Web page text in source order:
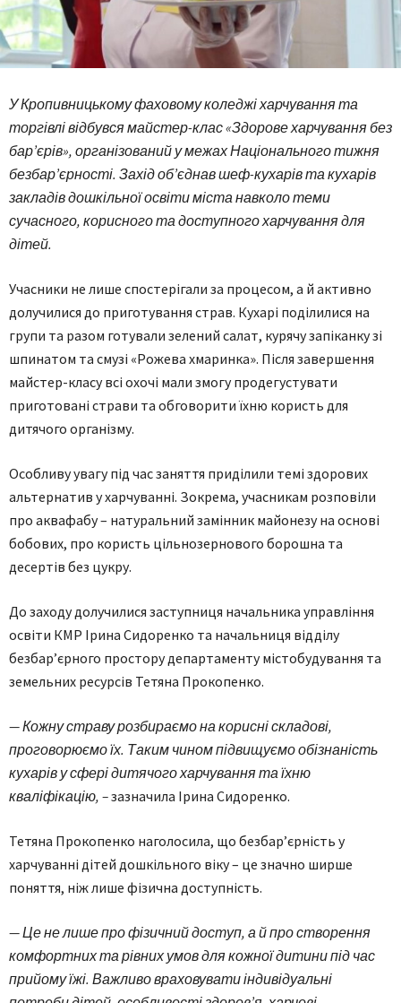
У Кропивницькому фаховому коледжі харчування та
торгівлі відбувся майстер-клас «Здорове харчування без
бар’єрів», організований у межах Національного тижня
безбар’єрності. Захід об’єднав шеф-кухарів та кухарів
закладів дошкільної освіти міста навколо теми
сучасного, корисного та доступного харчування для
дітей.
Учасники не лише спостерігали за процесом, а й активно
долучилися до приготування страв. Кухарі поділилися на
групи та разом готували зелений салат, курячу запіканку зі
шпинатом та смузі «Рожева хмаринка». Після завершення
майстер-класу всі охочі мали змогу продегустувати
приготовані страви та обговорити їхню користь для
дитячого організму.
Особливу увагу під час заняття приділили темі здорових
альтернатив у харчуванні. Зокрема, учасникам розповіли
про аквафабу – натуральний замінник майонезу на основі
бобових, про користь цільнозернового борошна та
десертів без цукру.
До заходу долучилися заступниця начальника управління
освіти КМР Ірина Сидоренко та начальниця відділу
безбар’єрного простору департаменту містобудування та
земельних ресурсів Тетяна Прокопенко.
— Кожну страву розбираємо на корисні складові,
проговорюємо їх. Таким чином підвищуємо обізнаність
кухарів у сфері дитячого харчування та їхню
кваліфікацію, –зазначила Ірина Сидоренко.
Тетяна Прокопенко наголосила, що безбар’єрність у
харчуванні дітей дошкільного віку – це значно ширше
поняття, ніж лише фізична доступність.
— Це не лише про фізичний доступ, а й про створення
комфортних та рівних умов для кожної дитини під час
прийому їжі. Важливо враховувати індивідуальні